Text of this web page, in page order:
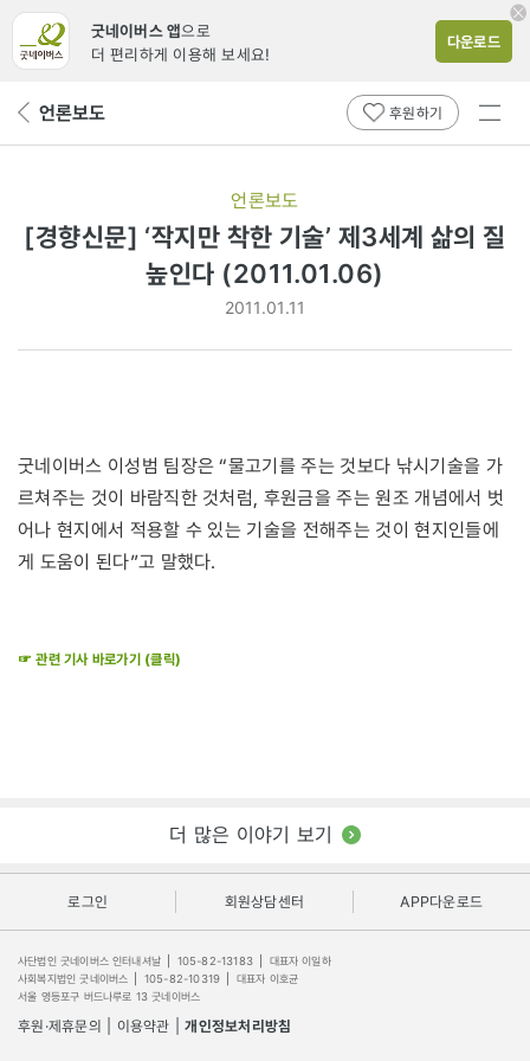
굿네이버스 앱으로
더 편리하게 이용해 보세요!
다운로드
뒤 언론보도 후원하기
전체
언론보도
[경향신문] ‘작지만 착한 기술’ 제3세계 삶의 질
높인다 (2011.01.06)
2011.01.11
굿네이버스 이성범 팀장은 “물고기를 주는 것보다 낚시기술을 가
르쳐주는 것이 바람직한 것처럼, 후원금을 주는 원조 개념에서 벗
어나 현지에서 적용할 수 있는 기술을 전해주는 것이 현지인들에
게 도움이 된다”고 말했다.
☞ 관련 기사 바로가기 (클릭)
더 많은 이야기 보기
로그인 회원상담센터 APP다운로드
사단법인 굿네이버스 인터내셔날 105-82-13183
대표자 이일하
사회복지법인 굿네이버스
105-82-10319
대표자 이호균
서울 영등포구 버드나루로 13 굿네이버스
후원·제휴문의 이용약관 개인정보처리방침